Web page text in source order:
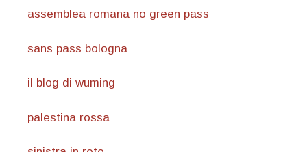
assemblea romana no green pass
sans pass bologna
il blog di wuming
palestina rossa